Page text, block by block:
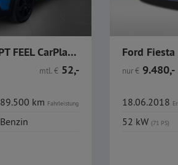
Citroen C3 1.2 PT FEEL CarPlay PDC Alu SHZ
mtl.€ 52,-
89.500 km Fahrleistung
Benzin
nur€ 9.480,-
18.06.2018
52 kW (71 PS)